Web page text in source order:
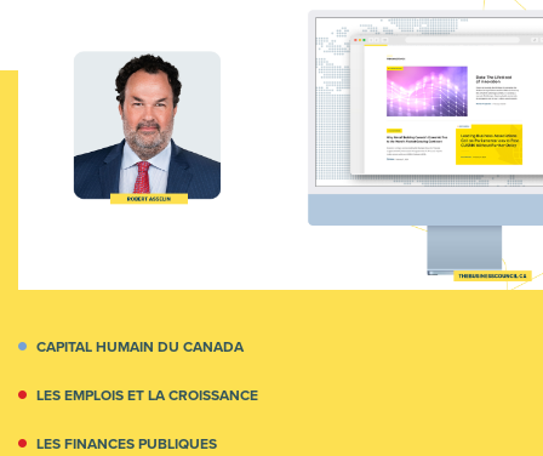
CAPITAL HUMAIN DU CANADA
LES EMPLOIS ET LA CROISSANCE
LES FINANCES PUBLIQUES